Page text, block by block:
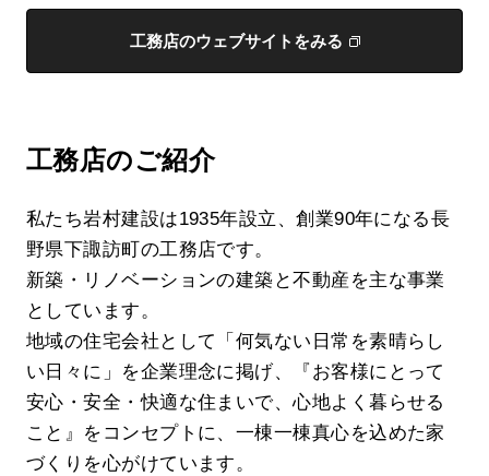
工務店のウェブサイトをみる
工務店のご紹介
私たち岩村建設は1935年設立、創業90年になる長
野県下諏訪町の工務店です。
新築・リノベーションの建築と不動産を主な事業
としています。
地域の住宅会社として「何気ない日常を素晴らし
い日々に」を企業理念に掲げ、『お客様にとって
安心・安全・快適な住まいで、心地よく暮らせる
こと』をコンセプトに、一棟一棟真心を込めた家
づくりを心がけています。